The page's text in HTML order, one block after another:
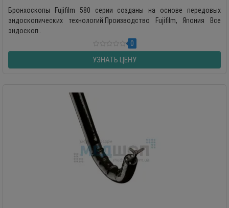
Бронхоскопы Fujifilm 580 серии созданы на основе передовых
эндоскопических технологий.Производство Fujifilm, Япония Все
эндоскоп..
0
УЗНАТЬ ЦЕНУ